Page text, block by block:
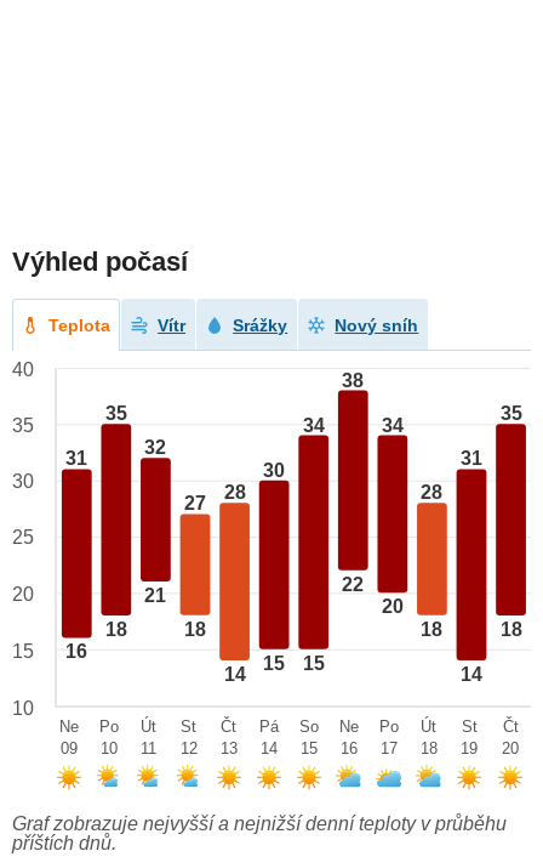
Výhled počasí
Teplota Vítr Srážky Nový sníh
31
16
35
18
32
21
27
18
28
14
30
15
34
15
38
22
34
20
28
18
31
14
35
18
40
35
30
25
20
15
10
Ne
09
Po
10
Út
11
St
12
Čt
13
Pá
14
So
15
Ne
16
Po
17
Út
18
St
19
Čt
20
Graf zobrazuje nejvyšší a nejnižší denní teploty v průběhu
příštích dnů.